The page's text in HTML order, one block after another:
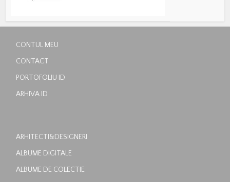
CONTUL MEU
CONTACT
PORTOFOLIU ID
ARHIVA ID
ARHITECTI&DESIGNERI
ALBUME DIGITALE
ALBUME DE COLECTIE